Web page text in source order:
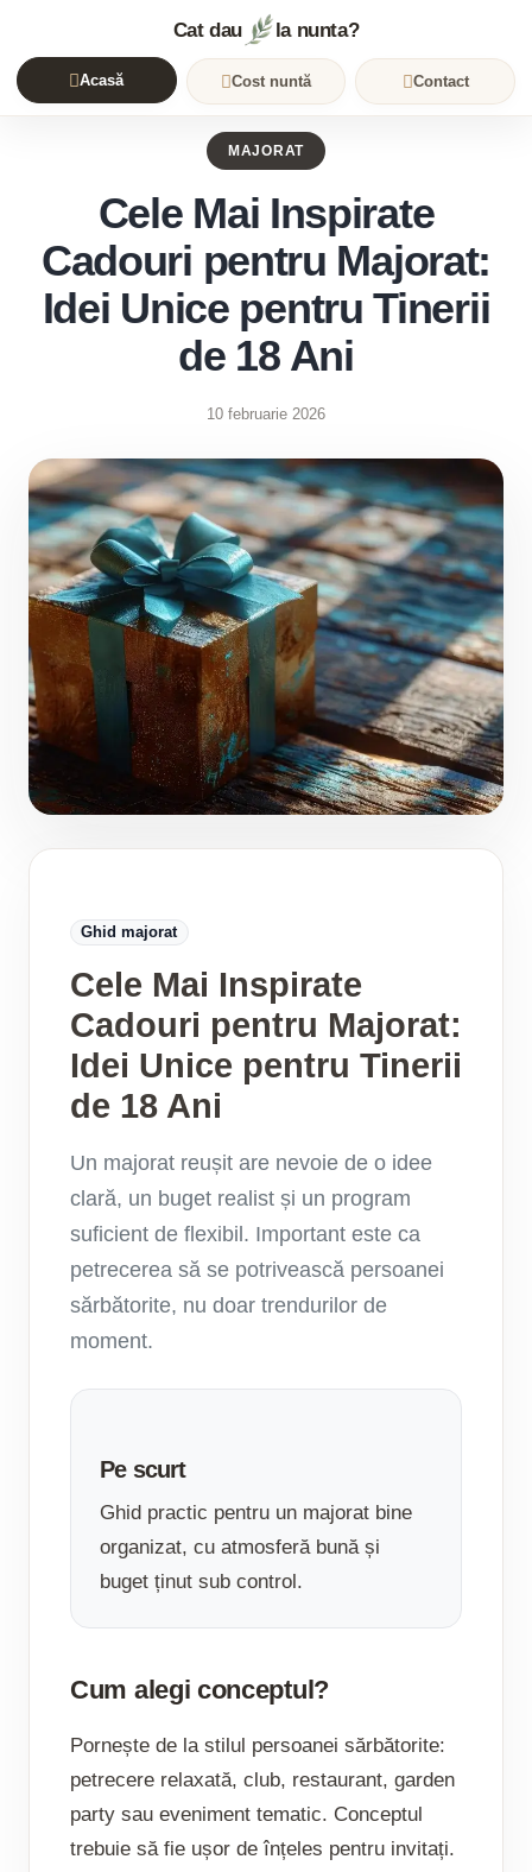
Cat dau la nunta?
Acasă Cost nuntă Contact
MAJORAT
Cele Mai Inspirate
Cadouri pentru Majorat:
Idei Unice pentru Tinerii
de 18 Ani
10 februarie 2026
Ghid majorat
Cele Mai Inspirate
Cadouri pentru Majorat:
Idei Unice pentru Tinerii
de 18 Ani
Un majorat reușit are nevoie de o idee
clară, un buget realist și un program
suficient de flexibil. Important este ca
petrecerea să se potrivească persoanei
sărbătorite, nu doar trendurilor de
moment.
Pe scurt
Ghid practic pentru un majorat bine
organizat, cu atmosferă bună și
buget ținut sub control.
Cum alegi conceptul?
Pornește de la stilul persoanei sărbătorite:
petrecere relaxată, club, restaurant, garden
party sau eveniment tematic. Conceptul
trebuie să fie ușor de înțeles pentru invitați.